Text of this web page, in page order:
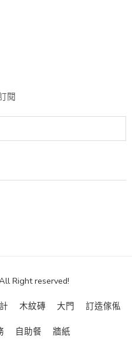
閱
Right reserved!
木紋磚 大門 訂造傢俬
自助餐 牆紙